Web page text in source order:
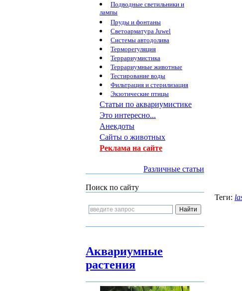
Подводные светильники и
лампы
Пруды и фонтаны
Светоарматура Juwel
Системы автодолива
Терморегуляция
Террариумистика
Террариумные животные
Тестирование воды
Фильтрация и стерилизация
Экзотические птицы
Статьи по аквариумистике
Это интересно...
Анекдоты
Сайты о животных
Реклама на сайте
Различные статьи
Поиск по сайту
Аквариумные
растения
Теги: